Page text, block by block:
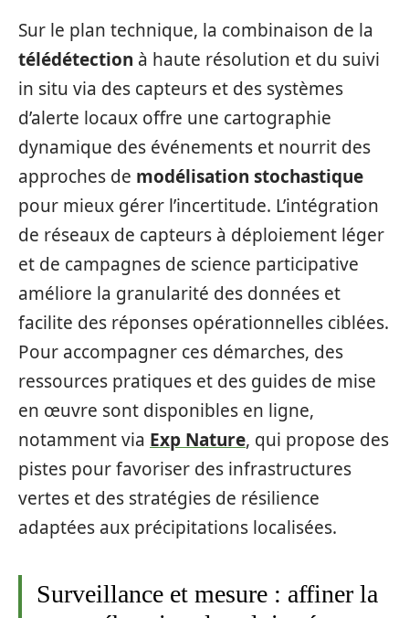
Sur le plan technique, la combinaison de la
télédétection à haute résolution et du suivi
in situ via des capteurs et des systèmes
d’alerte locaux offre une cartographie
dynamique des événements et nourrit des
approches de modélisation stochastique
pour mieux gérer l’incertitude. L’intégration
de réseaux de capteurs à déploiement léger
et de campagnes de science participative
améliore la granularité des données et
facilite des réponses opérationnelles ciblées.
Pour accompagner ces démarches, des
ressources pratiques et des guides de mise
en œuvre sont disponibles en ligne,
notamment via Exp Nature, qui propose des
pistes pour favoriser des infrastructures
vertes et des stratégies de résilience
adaptées aux précipitations localisées.
Surveillance et mesure : affiner la